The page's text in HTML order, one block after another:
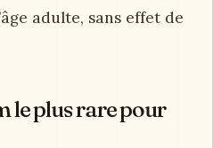
adulte, sans effet de
le plus rare pour